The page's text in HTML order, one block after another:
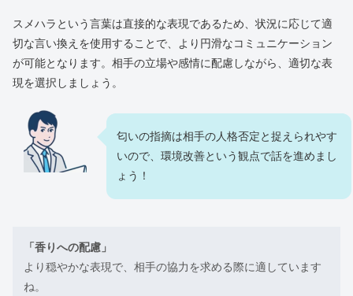
スメハラという言葉は直接的な表現であるため、状況に応じて適
切な言い換えを使用することで、より円滑なコミュニケーション
が可能となります。相手の立場や感情に配慮しながら、適切な表
現を選択しましょう。
匂いの指摘は相手の人格否定と捉えられやす
いので、環境改善という観点で話を進めまし
ょう！
「香りへの配慮」
より穏やかな表現で、相手の協力を求める際に適しています
ね。